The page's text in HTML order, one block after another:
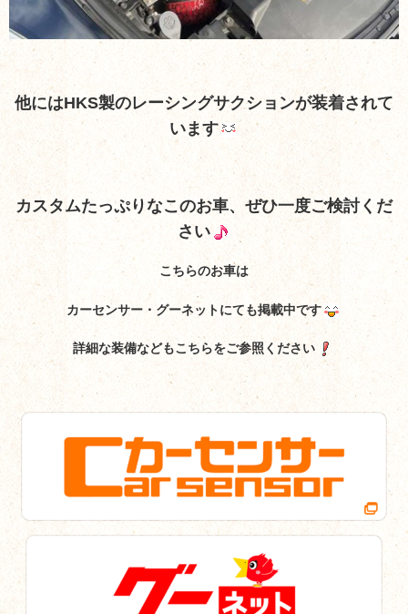
他にはHKS製のレーシングサクションが装着されて
います
カスタムたっぷりなこのお車、ぜひ一度ご検討くだ
さい
こちらのお車は
カーセンサー・グーネットにても掲載中です
詳細な装備などもこちらをご参照ください